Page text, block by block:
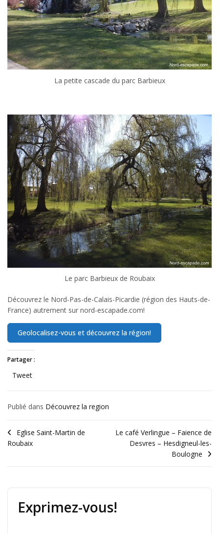
La petite cascade du parc Barbieux
Le parc Barbieux de Roubaix
Découvrez le Nord-Pas-de-Calais-Picardie (région des Hauts-de-
France) autrement sur nord-escapade.com!
Partager :
Tweet
Publié dans Découvrez la region
Eglise Saint-Martin de
Roubaix
Le café Verlingue – Faience de
Desvres – Hesdigneul-les-
Boulogne
Exprimez-vous!